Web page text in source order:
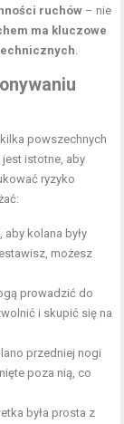
ruchów – nie
ma kluczowe
powszechnych
jest istotne, aby
ryzyko
aby kolana były
możesz
prowadzić do
i skupić się na
przedniej nogi
poza nią, co
była prosta z